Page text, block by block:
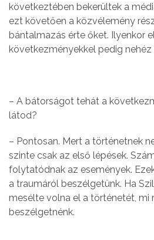
következtében bekerültek a
ezt követően a közvélemény
bántalmazás érte őket. Ilyenkor
következményekkel pedig nehéz
– A bátorságot tehát a
látod?
– Pontosan. Mert a történetnek
szinte csak az első lépések.
folytatódnak az események.
a traumáról beszélgetünk. Ha
mesélte volna el a történetét, mi
beszélgetnénk.